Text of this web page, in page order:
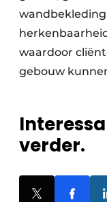
waardoor
gebouw
verder.